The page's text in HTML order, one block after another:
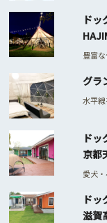
ドッ
豊富
グラ
水平
ドッ
京都
愛犬
ドッ
滋賀